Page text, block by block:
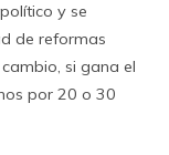
y se
de reformas
si gana el
por 20 o 30